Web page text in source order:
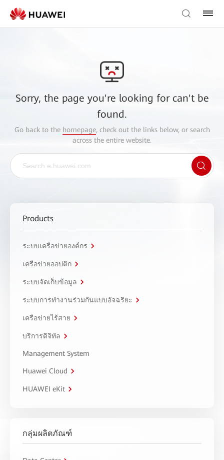
Sorry, the page you're looking for can't be
found.
Go back to the homepage, check out the links below, or search
across the entire website.
Products
ระบบเครือข่ายองค์กร
เครือข่ายออปติก
ระบบจัดเก็บข้อมูล
ระบบการทำงานร่วมกันแบบอัจฉริยะ
เครือข่ายไร้สาย
บริการดิจิทัล
Management System
Huawei Cloud
HUAWEI eKit
กลุ่มผลิตภัณฑ์